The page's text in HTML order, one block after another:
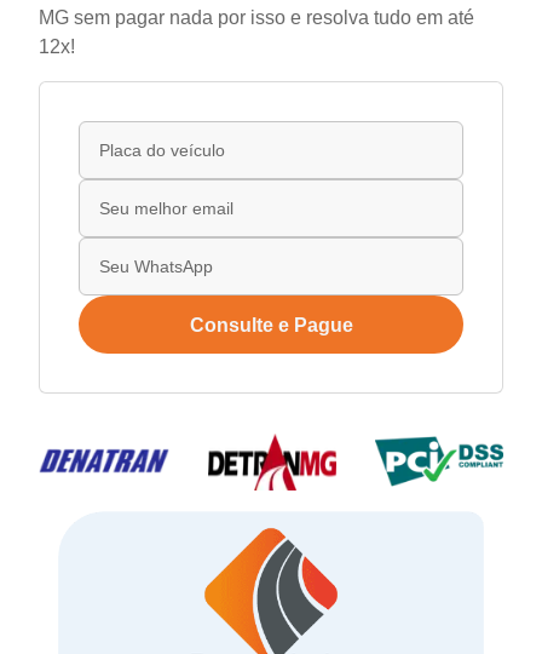
MG sem pagar nada por isso e resolva tudo em até
12x!
Consulte e Pague